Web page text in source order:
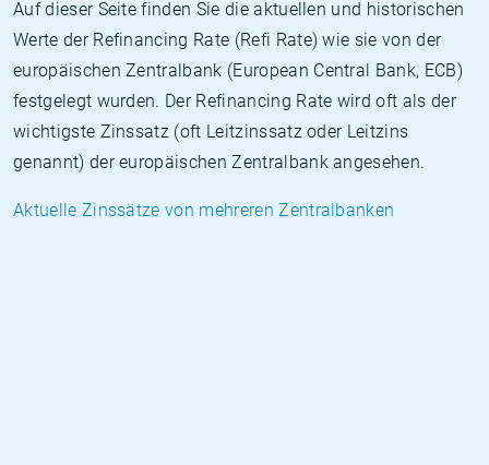
Auf dieser Seite finden Sie die aktuellen und historischen
Werte der Refinancing Rate (Refi Rate) wie sie von der
europäischen Zentralbank (European Central Bank, ECB)
festgelegt wurden. Der Refinancing Rate wird oft als der
wichtigste Zinssatz (oft Leitzinssatz oder Leitzins
genannt) der europäischen Zentralbank angesehen.
Aktuelle Zinssätze von mehreren Zentralbanken